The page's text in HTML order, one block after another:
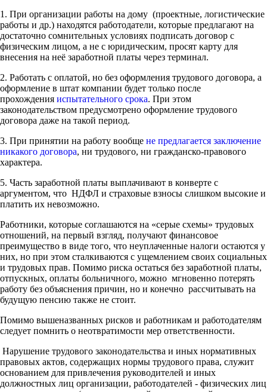
1. При организации работы на дому (проектные, логистические
работы и др.) находятся работодатели, которые предлагают на
достаточно сомнительных условиях подписать договор с
физическим лицом, а не с юридическим, просят карту для
внесения на неё заработной платы через терминал.
2. Работать с оплатой, но без оформления трудового договора, а
оформление в штат компании будет только после
прохождения испытательного срока. При этом
законодательством предусмотрено оформление трудового
договора даже на такой период.
3. При принятии на работу вообще не предлагается заключение
никакого договора, ни трудового, ни гражданско-правового
характера.
5. Часть заработной платы выплачивают в конверте с
аргументом, что НДФЛ и страховые взносы слишком высокие и
платить их невозможно.
Работники, которые соглашаются на «серые схемы» трудовых
отношений, на первый взгляд, получают финансовое
преимущество в виде того, что неуплаченные налоги остаются у
них, но при этом сталкиваются с ущемлением своих социальных
и трудовых прав. Помимо риска остаться без заработной платы,
отпускных, оплаты больничного, можно мгновенно потерять
работу без объяснения причин, но и конечно рассчитывать на
будущую пенсию также не стоит.
Помимо вышеназванных рисков и работникам и работодателям
следует помнить о неотвратимости мер ответственности.
Нарушение трудового законодательства и иных нормативных
правовых актов, содержащих нормы трудового права, служит
основанием для привлечения руководителей и иных
должностных лиц организации, работодателей - физических лиц